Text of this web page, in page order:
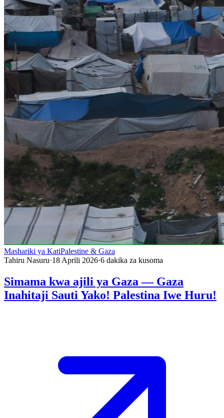
Mashariki ya KatiPalestine & Gaza
Tahiru Nasuru·18 Aprili 2026·6 dakika za kusoma
Simama kwa ajili ya Gaza — Gaza
Inahitaji Sauti Yako! Palestina Iwe Huru!